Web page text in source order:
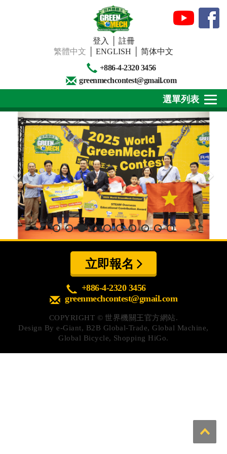
登入
註冊
繁體中文
ENGLISH
简体中文
+886-4-2320 3456
greenmechcontest@gmail.com
關於我們
最新消息
下載專區
賽事活動
精彩回顧
心得分享
Q&A專區
友情連結
CQ認證
認證題庫
教師認證
選單列表
立即報名
+886-4-2320 3456
greenmechcontest@gmail.com
COPYRIGHT ©世界機關王官方網站.
Design Bye-Giant, B2B Global-Trade,Global Machine,
Global Bicycle, Shopping HiGo.